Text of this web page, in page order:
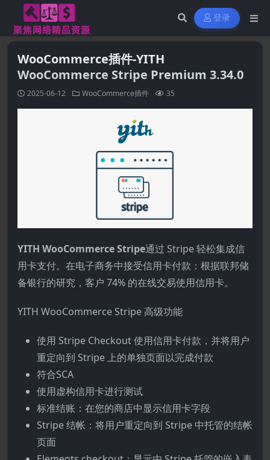
登录
WooCommerce插件-YITH
WooCommerce Stripe Premium 3.34.0
2025-06-12 WooCommerce插件 35
YITH WooCommerce Stripe通过 Stripe 轻松集成信
用卡支付。在电子商务中接受信用卡付款：根据联邦储
备银行的研究，客户 74% 的在线交易使用信用卡。
YITH WooCommerce Stripe 高级功能
使用 Stripe Checkout 使用信用卡付款，并将用户
重定向到 Stripe 上的单独页面以完成付款
符合SCA
使用虚构信用卡进行测试
标准结账：在您的商店中显示信用卡字段
Stripe 结帐：将用户重定向到 Stripe 中托管的结帐
页面